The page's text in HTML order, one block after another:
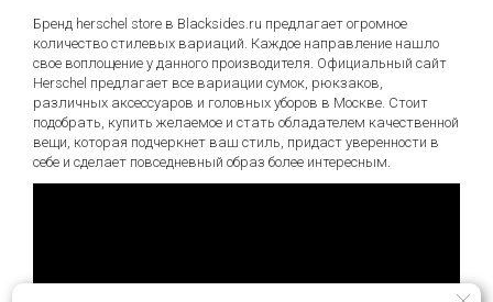
Бренд herschel store в Blacksides.ru предлагает огромное
количество стилевых вариаций. Каждое направление нашло
свое воплощение у данного производителя. Официальный сайт
Herschel предлагает все вариации сумок, рюкзаков,
различных аксессуаров и головных уборов в Москве. Стоит
подобрать, купить желаемое и стать обладателем качественной
вещи, которая подчеркнет ваш стиль, придаст уверенности в
себе и сделает повседневный образ более интересным.